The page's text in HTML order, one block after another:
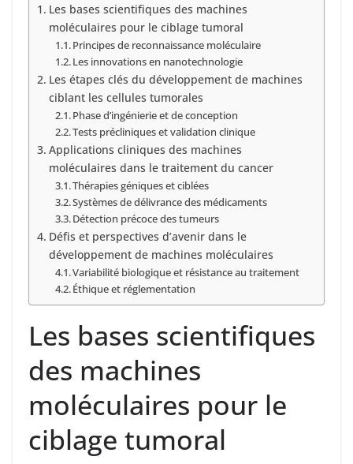
Les bases scientifiques des machines
moléculaires pour le ciblage tumoral
Principes de reconnaissance moléculaire
Les innovations en nanotechnologie
Les étapes clés du développement de machines
ciblant les cellules tumorales
Phase d’ingénierie et de conception
Tests précliniques et validation clinique
Applications cliniques des machines
moléculaires dans le traitement du cancer
Thérapies géniques et ciblées
Systèmes de délivrance des médicaments
Détection précoce des tumeurs
Défis et perspectives d’avenir dans le
développement de machines moléculaires
Variabilité biologique et résistance au traitement
Éthique et réglementation
Les bases scientifiques
des machines
moléculaires pour le
ciblage tumoral